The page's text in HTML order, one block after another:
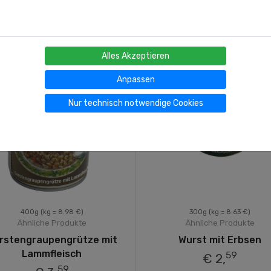
400g (kg = 8.98 €)
Ähnliche Produkte
mit
Lammfleisch
300g (kg = 8.63 €)
Ähnliche Produkte
Wurst mit Erbsen
€ 2,59
Alles Akzeptieren
Anpassen
Nur technisch notwendige Cookies